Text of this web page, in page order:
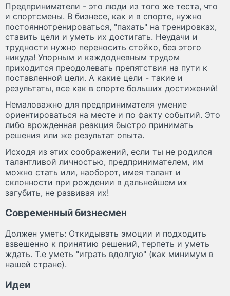
Предприниматели - это люди из того же теста, что
и спортсмены. В бизнесе, как и в спорте, нужно
постояннотренироваться, "пахать" на тренировках,
ставить цели и уметь их достигать. Неудачи и
трудности нужно переносить стойко, без этого
никуда! Упорным и каждодневным трудом
приходится преодолевать препятствия на пути к
поставленной цели. А какие цели - такие и
результаты, все как в спорте больших достижений!
Немаловажно для предпринимателя умение
ориентироваться на месте и по факту событий. Это
либо врожденная реакция быстро принимать
решения или же результат опыта.
Исходя из этих соображений, если ты не родился
талантливой личностью, предпринимателем, им
можно стать или, наоборот, имея талант и
склонности при рождении в дальнейшем их
загубить, не развивая их!
Современный бизнесмен
Должен уметь: Откидывать эмоции и подходить
взвешенно к принятию решений, терпеть и уметь
ждать. Т.е уметь "играть вдолгую" (как минимум в
нашей стране).
Идеи